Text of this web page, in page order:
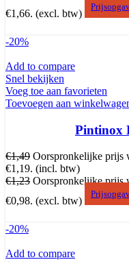
€1,66. (excl. btw)
-20%
Add to compare
Snel bekijken
Voeg toe aan favorieten
Toevoegen aan
Pintinox
€1,49 Oorspronkelijke prijs
€1,19. (incl. btw)
€1,23 Oorspronkelijke prijs
€0,98. (excl. btw)
-20%
Add to compare